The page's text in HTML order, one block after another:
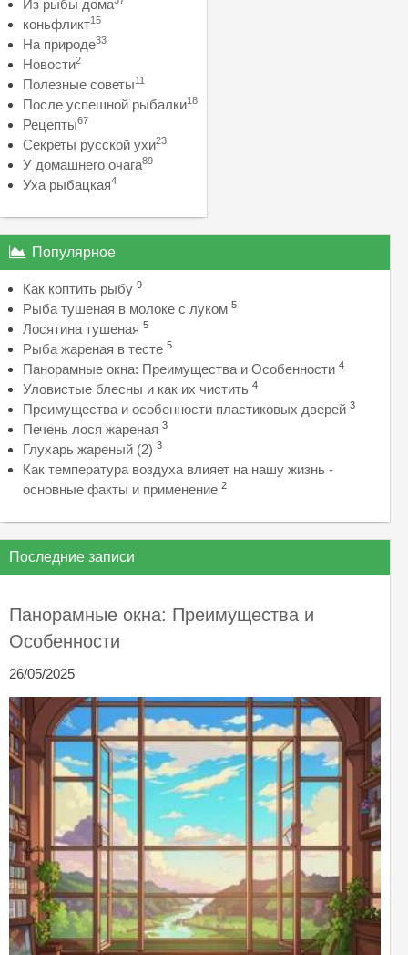
Из рыбы дома
коньфликт15
На природе33
Новости2
Полезные советы11
После успешной рыбалки18
Рецепты67
Секреты русской ухи23
У домашнего очага89
Уха рыбацкая4
Популярное
Как коптить рыбу 9
Рыба тушеная в молоке с луком 5
Лосятина тушеная 5
Рыба жареная в тесте 5
Панорамные окна: Преимущества и Особенности 4
Уловистые блесны и как их чистить 4
Преимущества и особенности пластиковых дверей 3
Печень лося жареная 3
Глухарь жареный (2) 3
Как температура воздуха влияет на нашу жизнь -
основные факты и применение 2
Последние записи
Панорамные окна: Преимущества и
Особенности
26/05/2025